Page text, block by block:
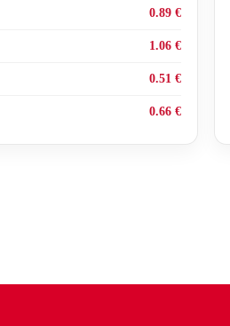
0.89 €
1.06 €
0.51 €
0.66 €